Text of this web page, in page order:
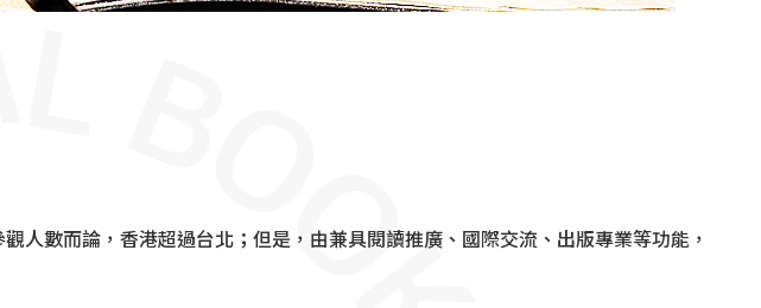
數而論，香港超過台北；但是，由兼具閱讀推廣、國際交流、出版專業等功能，